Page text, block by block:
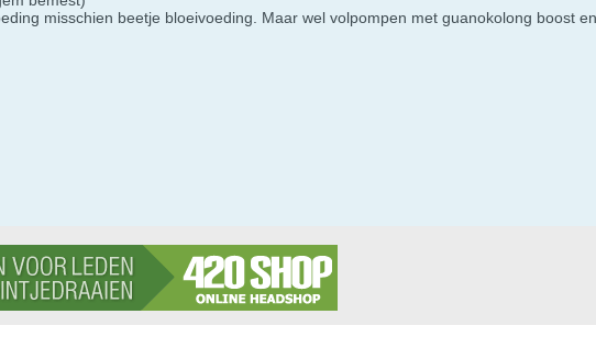
misschien beetje bloeivoeding. Maar wel volpompen met guanokolong boost